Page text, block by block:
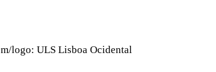
logo: ULS Lisboa Ocidental